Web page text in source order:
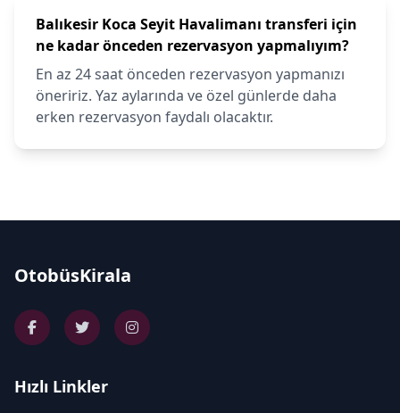
Balıkesir Koca Seyit Havalimanı transferi için
ne kadar önceden rezervasyon yapmalıyım?
En az 24 saat önceden rezervasyon yapmanızı
öneririz. Yaz aylarında ve özel günlerde daha
erken rezervasyon faydalı olacaktır.
OtobüsKirala
Hızlı Linkler